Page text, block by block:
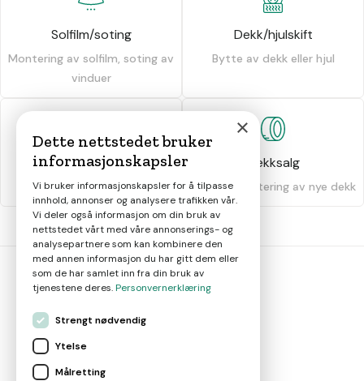
Solfilm/soting
Montering av solfilm, soting av
vinduer
Dekk/hjulskift
Bytte av dekk eller hjul
Dekkhotell
Oppbevaring av dekk
Dekksalg
Salg og montering av nye dekk
smart
×
Dette nettstedet bruker
informasjonskapsler
Vi bruker informasjonskapsler for å tilpasse
innhold, annonser og analysere trafikken vår.
Vi deler også informasjon om din bruk av
nettstedet vårt med våre annonserings- og
analysepartnere som kan kombinere den
med annen informasjon du har gitt dem eller
som de har samlet inn fra din bruk av
tjenestene deres.Personvernerklæring
Strengt nødvendig
Ytelse
Målretting